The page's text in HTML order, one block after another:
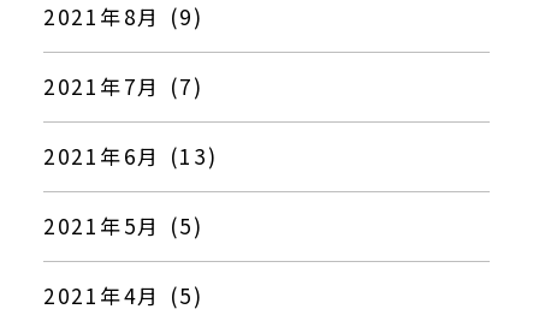
2021年8月 (9)
2021年7月 (7)
2021年6月 (13)
2021年5月 (5)
2021年4月 (5)